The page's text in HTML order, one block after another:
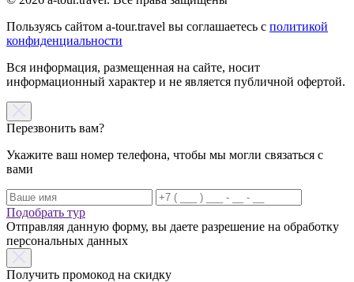
Пользуясь сайтом a-tour.travel вы соглашаетесь с политикой
конфиденциальности
Вся информация, размещенная на сайте, носит
информационный характер и не является публичной офертой.
Перезвонить вам?
Укажите ваш номер телефона, чтобы мы могли связаться с
вами
Подобрать тур
Отправляя данную форму, вы даете разрешение на обработку
персональных данных
Получить промокод на скидку